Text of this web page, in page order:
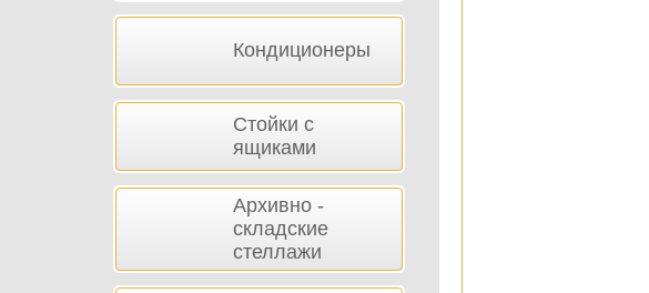
Кондиционеры
Стойки с
ящиками
Архивно -
складские
стеллажи